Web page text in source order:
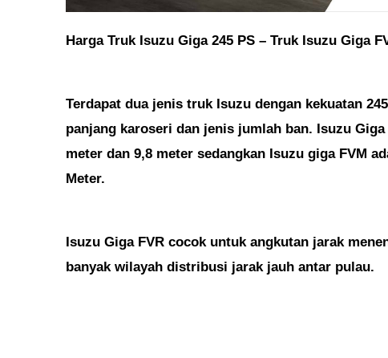
Harga Truk Isuzu Giga 245 PS – Truk Isuzu Giga
Terdapat dua jenis truk Isuzu dengan kekuatan
panjang karoseri dan jenis jumlah ban. Isuzu
meter dan 9,8 meter sedangkan Isuzu giga FVM
Meter.
Isuzu Giga FVR cocok untuk angkutan jarak
banyak wilayah distribusi jarak jauh antar pulau.